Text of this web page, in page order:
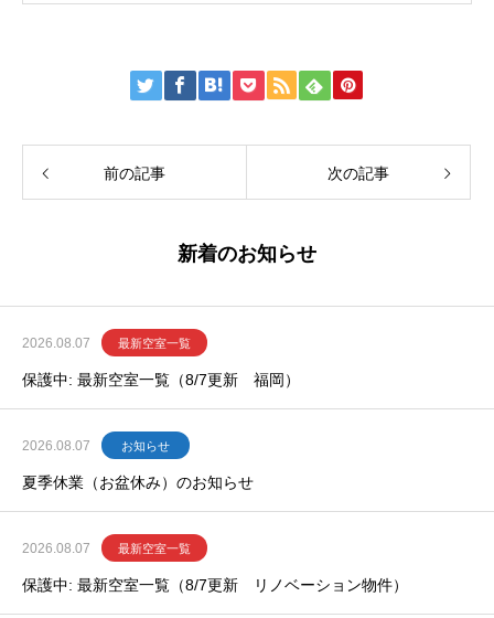
前の記事 次の記事
新着のお知らせ
2026.08.07 最新空室一覧
保護中: 最新空室一覧（8/7更新 福岡）
2026.08.07 お知らせ
夏季休業（お盆休み）のお知らせ
2026.08.07 最新空室一覧
保護中: 最新空室一覧（8/7更新 リノベーション物件）